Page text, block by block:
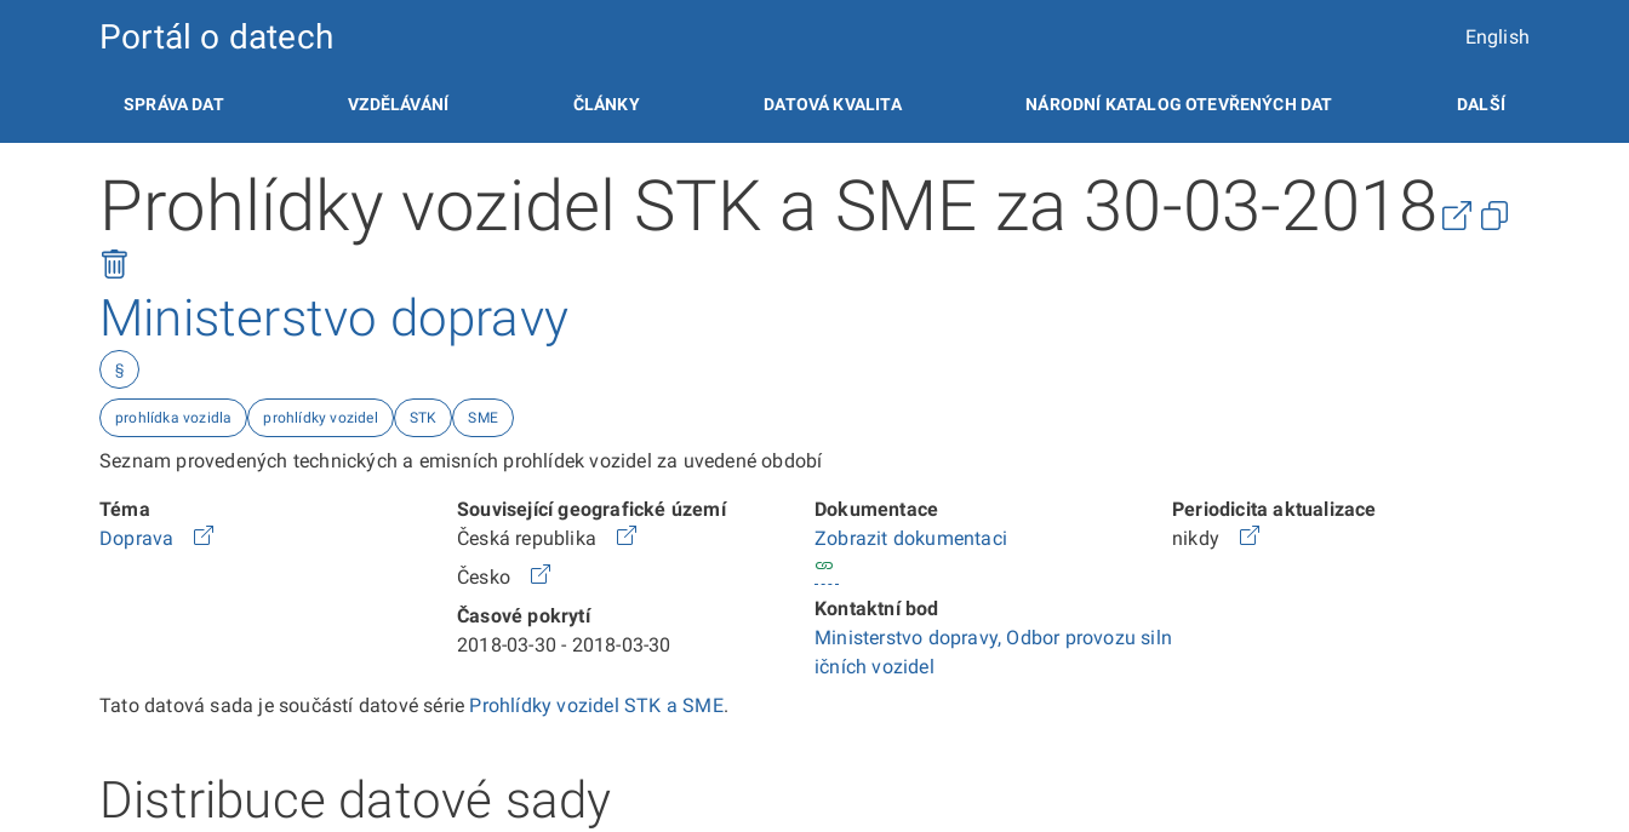
Portál o datech English
SPRÁVA DAT VZDĚLÁVÁNÍ ČLÁNKY DATOVÁ KVALITA NÁRODNÍ KATALOG OTEVŘENÝCH DAT DALŠÍ
Prohlídky vozidel STK a SME za 30-03-2018
Ministerstvo dopravy
§
prohlídka vozidla prohlídky vozidel STK SME
Seznam provedených technických a emisních prohlídek vozidel za uvedené období
Téma
Doprava
Související geografické území
Česká republika
Česko
Časové pokrytí
2018-03-30 - 2018-03-30
Dokumentace
Zobrazit dokumentaci
Kontaktní bod
Ministerstvo dopravy, Odbor provozu siln
ičních vozidel
Periodicita aktualizace
nikdy
Tato datová sada je součástí datové série Prohlídky vozidel STK a SME.
Distribuce datové sady